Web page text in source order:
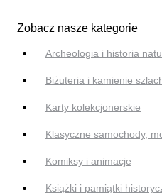
Zobacz nasze kategorie
Archeologia i historia
Biżuteria i kamienie
Karty kolekcjonerskie
Klasyczne samochody,
Komiksy i animacje
Książki i pamiątki